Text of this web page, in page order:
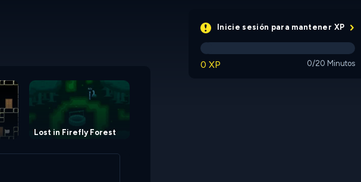
Lost in Firefly Forest
Inicie sesión para mantener XP
0 XP 0/20 Minutos